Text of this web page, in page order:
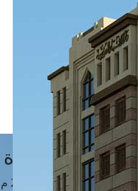
حجز موعد
الفتوى الهاتفية
مَواقِيتُ الصَّـــلاة
القاهرة · 08 أغسطس 2026 م